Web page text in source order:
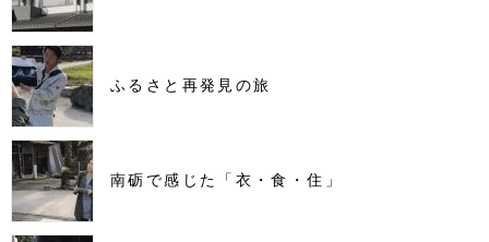
ふるさと再発見の旅
南砺で感じた「衣・食・住」